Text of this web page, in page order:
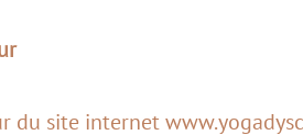
du site internet